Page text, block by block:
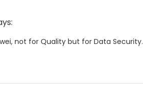
not for Quality but for Data Security.